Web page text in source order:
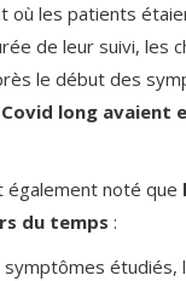
où les patients
de leur suivi, les
le début des
long avaient
également noté que
du temps :
étudiés,